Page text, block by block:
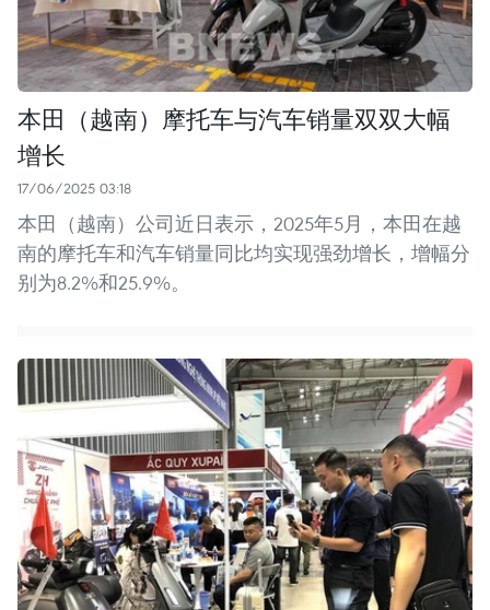
本田（越南）摩托车与汽车销量双双大幅
增长
17/06/2025 03:18
本田（越南）公司近日表示，2025年5月，本田在越
南的摩托车和汽车销量同比均实现强劲增长，增幅分
别为8.2%和25.9%。